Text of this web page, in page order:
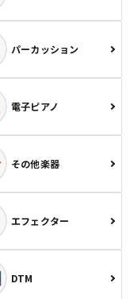
パーカッション
電子ピアノ
その他楽器
エフェクター
DTM